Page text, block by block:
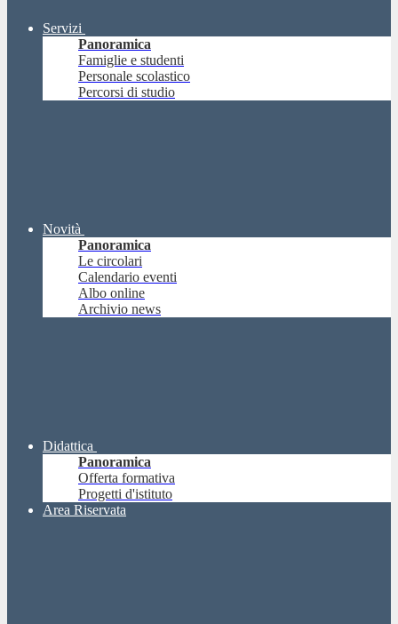
Servizi
Panoramica
Famiglie e studenti
Personale scolastico
Percorsi di studio
Novità
Panoramica
Le circolari
Calendario eventi
Albo online
Archivio news
Didattica
Panoramica
Offerta formativa
Progetti d'istituto
Area Riservata